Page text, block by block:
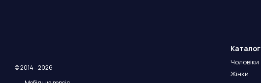
© 2014—2026
Каталог
Чоловіки
Жінки